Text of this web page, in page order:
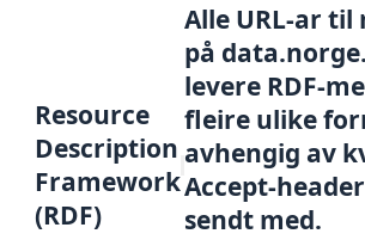
Resource
Description
Framework
(RDF)
Alle URL-ar til
på
levere RDF-
fleire ulike
avhengig av
Accept-
sendt med.